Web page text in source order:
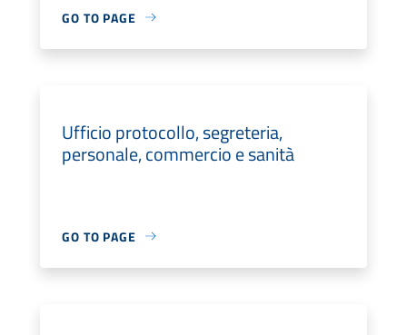
GO TO PAGE
Ufficio protocollo, segreteria,
personale, commercio e sanità
GO TO PAGE